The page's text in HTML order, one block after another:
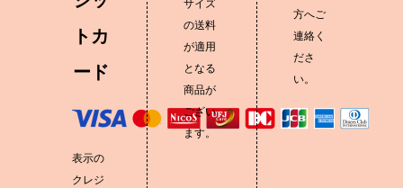
トカ
ード
表示の
クレジ
サイズ
の送料
が適用
となる
商品が
ござい
ます。
方へご
連絡く
ださ
い。